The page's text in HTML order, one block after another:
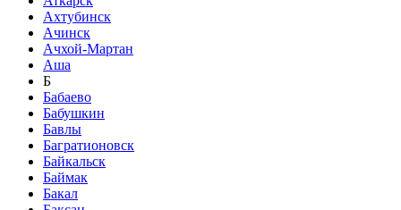
Ахтубинск
Ачинск
Ачхой-Мартан
Аша
Б
Бабаево
Бабушкин
Бавлы
Багратионовск
Байкальск
Баймак
Бакал